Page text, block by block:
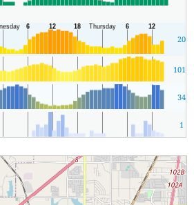
20
1015
34
1